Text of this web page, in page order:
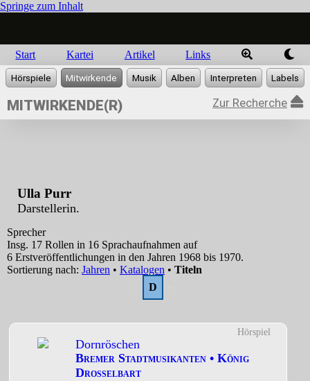
Springe zum Inhalt
Start Kartei Artikel Links
MITWIRKENDE(R) Zur Recherche
Ulla Purr
Darstellerin.
Sprecher
Insg. 17 Rollen in 16 Sprachaufnahmen auf
6 Erstveröffentlichungen in den Jahren 1968 bis 1970.
Sortierung nach: Jahren • Katalogen • Titeln
D
Hörspiel
Dornröschen
Bremer Stadtmusikanten • König
Drosselbart